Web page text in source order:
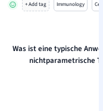
+ Add tag Immunology
Was ist eine typische
nichtparametrische